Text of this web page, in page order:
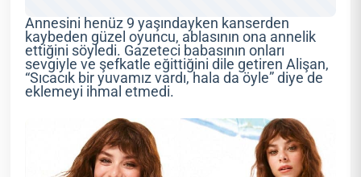
Annesini henüz 9 yaşındayken kanserden
kaybeden güzel oyuncu, ablasının ona annelik
ettiğini söyledi. Gazeteci babasının onları
sevgiyle ve şefkatle eğittiğini dile getiren Alişan,
“Sıcacık bir yuvamız vardı, hala da öyle” diye de
eklemeyi ihmal etmedi.